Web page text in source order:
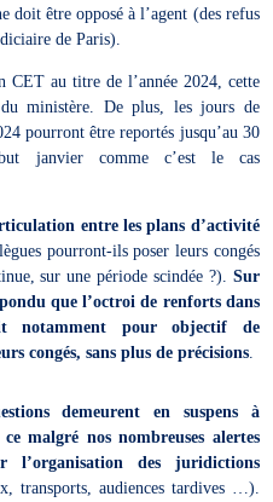
doit être opposé à l’agent (des refus
de Paris).
CET au titre de l’année 2024, cette
du ministère. De plus, les jours de
pourront être reportés jusqu’au 30
janvier comme c’est le cas
entre les plans d’activité
pourront-ils poser leurs congés
sur une période scindée ?). Sur
que l’octroi de renforts dans
notamment pour objectif de
congés, sans plus de précisions
demeurent en suspens à
malgré nos nombreuses alertes
des juridictions
transports, audiences tardives …).